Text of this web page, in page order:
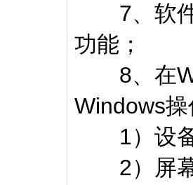
7、软件
功能；
8、在
Windows
1）设备
2）屏幕